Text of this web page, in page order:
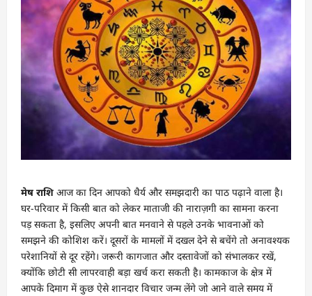
मेष राशि आज का दिन आपको धैर्य और समझदारी का पाठ पढ़ाने वाला है।
घर-परिवार में किसी बात को लेकर माताजी की नाराज़गी का सामना करना
पड़ सकता है, इसलिए अपनी बात मनवाने से पहले उनके भावनाओं को
समझने की कोशिश करें। दूसरों के मामलों में दखल देने से बचेंगे तो अनावश्यक
परेशानियों से दूर रहेंगे। जरूरी कागजात और दस्तावेजों को संभालकर रखें,
क्योंकि छोटी सी लापरवाही बड़ा खर्च करा सकती है। कामकाज के क्षेत्र में
आपके दिमाग में कुछ ऐसे शानदार विचार जन्म लेंगे जो आने वाले समय में